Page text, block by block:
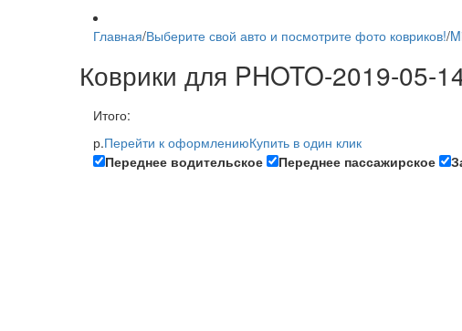
Главная/Выберите свой авто и посмотрите фото ковриков!/
Коврики для PHOTO-2019-05-
Итого:
р.Перейти к оформлениюКупить в один клик
Переднее водительское
Переднее пассажирское